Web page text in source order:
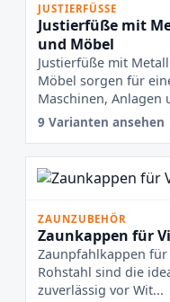
JUSTIERFÜSSE
Justierfüße mit
und Möbel
Justierfüße mit
Möbel sorgen für
Maschinen, Anlagen
9 Varianten ansehen
ZAUNZUBEHÖR
Zaunkappen für
Zaunpfahlkappen
Rohstahl sind die
zuverlässig vor Wit...